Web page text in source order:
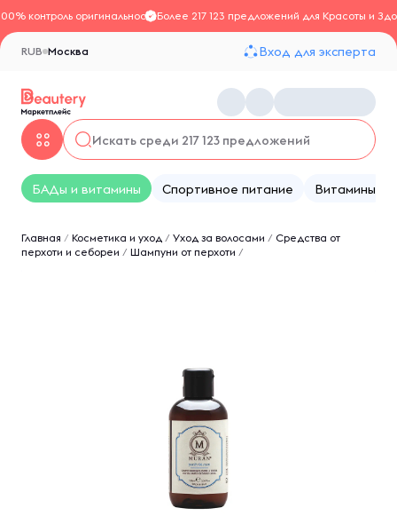
контроль оригинальностиБолее 217 123 предложений для Красоты и
Москва
RUB Вход для эксперта
БАДы и витамины Спортивное питание Витамины
Главная / Косметика и уход / Уход за волосами / Средства от
перхоти и себореи / Шампуни от перхоти /